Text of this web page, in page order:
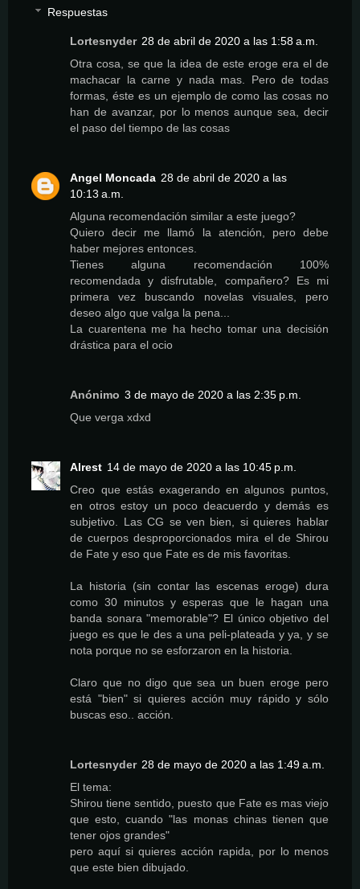
Respuestas
Lortesnyder 28 de abril de 2020 a las 1:58 a.m.
Otra cosa, se que la idea de este eroge era el de
machacar la carne y nada mas. Pero de todas
formas, éste es un ejemplo de como las cosas no
han de avanzar, por lo menos aunque sea, decir
el paso del tiempo de las cosas
Angel Moncada 28 de abril de 2020 a las
10:13 a.m.
Alguna recomendación similar a este juego?
Quiero decir me llamó la atención, pero debe
haber mejores entonces.
Tienes alguna recomendación 100%
recomendada y disfrutable, compañero? Es mi
primera vez buscando novelas visuales, pero
deseo algo que valga la pena...
La cuarentena me ha hecho tomar una decisión
drástica para el ocio
Anónimo 3 de mayo de 2020 a las 2:35 p.m.
Que verga xdxd
Alrest 14 de mayo de 2020 a las 10:45 p.m.
Creo que estás exagerando en algunos puntos,
en otros estoy un poco deacuerdo y demás es
subjetivo. Las CG se ven bien, si quieres hablar
de cuerpos desproporcionados mira el de Shirou
de Fate y eso que Fate es de mis favoritas.
La historia (sin contar las escenas eroge) dura
como 30 minutos y esperas que le hagan una
banda sonara "memorable"? El único objetivo del
juego es que le des a una peli-plateada y ya, y se
nota porque no se esforzaron en la historia.
Claro que no digo que sea un buen eroge pero
está "bien" si quieres acción muy rápido y sólo
buscas eso.. acción.
Lortesnyder 28 de mayo de 2020 a las 1:49 a.m.
El tema:
Shirou tiene sentido, puesto que Fate es mas viejo
que esto, cuando "las monas chinas tienen que
tener ojos grandes"
pero aquí si quieres acción rapida, por lo menos
que este bien dibujado.